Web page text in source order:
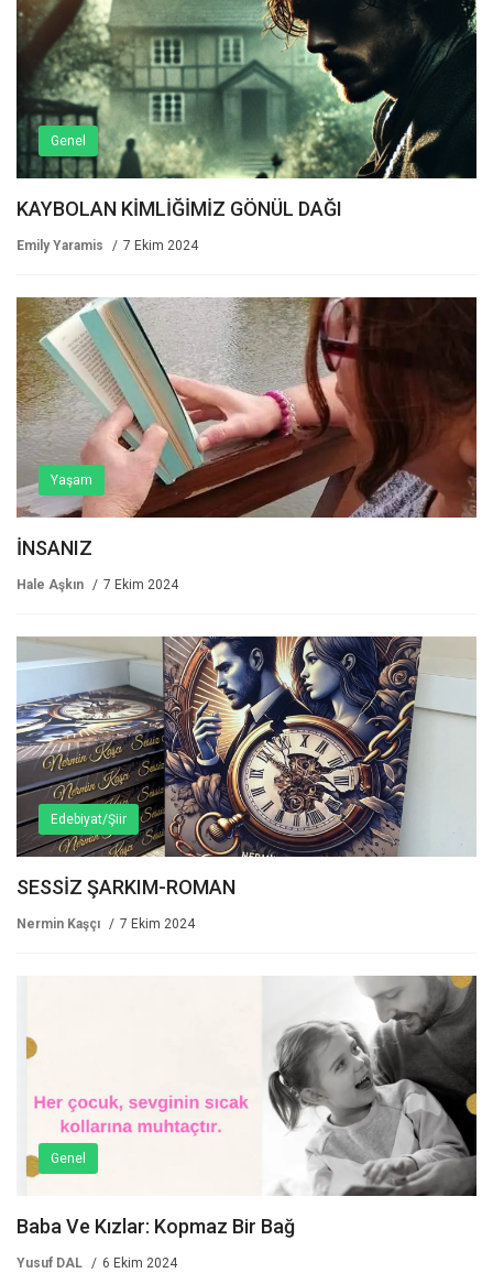
Genel
KAYBOLAN KİMLİĞİMİZ GÖNÜL DAĞI
Emily Yaramis 7 Ekim 2024
Yaşam
İNSANIZ
Hale Aşkın 7 Ekim 2024
Edebiyat/Şiir
SESSİZ ŞARKIM-ROMAN
Nermin Kaşçı 7 Ekim 2024
Genel
Baba Ve Kızlar: Kopmaz Bir Bağ
Yusuf DAL 6 Ekim 2024